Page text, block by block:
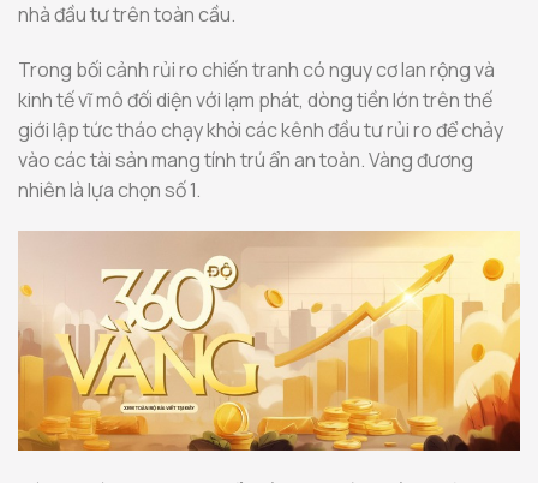
nhà đầu tư trên toàn cầu.
Trong bối cảnh rủi ro chiến tranh có nguy cơ lan rộng và
kinh tế vĩ mô đối diện với lạm phát, dòng tiền lớn trên thế
giới lập tức tháo chạy khỏi các kênh đầu tư rủi ro để chảy
vào các tài sản mang tính trú ẩn an toàn. Vàng đương
nhiên là lựa chọn số 1.